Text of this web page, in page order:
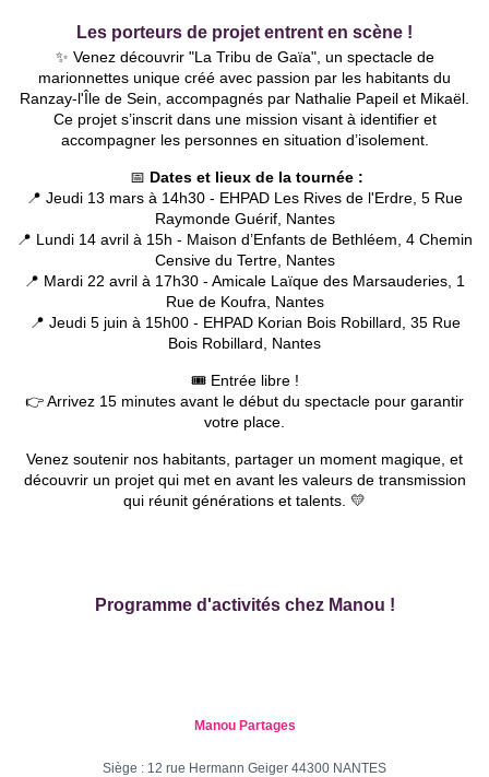
Les porteurs de projet entrent en scène !
✨ Venez découvrir "La Tribu de Gaïa", un spectacle de
marionnettes unique créé avec passion par les habitants du
Ranzay-l'Île de Sein, accompagnés par Nathalie Papeil et Mikaël.
Ce projet s’inscrit dans une mission visant à identifier et
accompagner les personnes en situation d’isolement.
📅 Dates et lieux de la tournée :
📍 Jeudi 13 mars à 14h30 - EHPAD Les Rives de l'Erdre, 5 Rue
Raymonde Guérif, Nantes
📍 Lundi 14 avril à 15h - Maison d’Enfants de Bethléem, 4 Chemin
Censive du Tertre, Nantes
📍 Mardi 22 avril à 17h30 - Amicale Laïque des Marsauderies, 1
Rue de Koufra, Nantes
📍 Jeudi 5 juin à 15h00 - EHPAD Korian Bois Robillard, 35 Rue
Bois Robillard, Nantes
🎟️ Entrée libre !
👉 Arrivez 15 minutes avant le début du spectacle pour garantir
votre place.
Venez soutenir nos habitants, partager un moment magique, et
découvrir un projet qui met en avant les valeurs de transmission
qui réunit générations et talents. 💛
Programme d'activités chez Manou !
Manou Partages
Siège : 12 rue Hermann Geiger 44300 NANTES